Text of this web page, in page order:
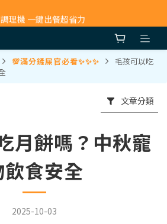
機 吸毛清淨抗敏一次搞定
理機 一鍵出餐超省力
💯滿分鏟屎官必看✨✨✨
毛孩可以吃
文章分類
月餅嗎？中秋寵
食安全
2025-10-03